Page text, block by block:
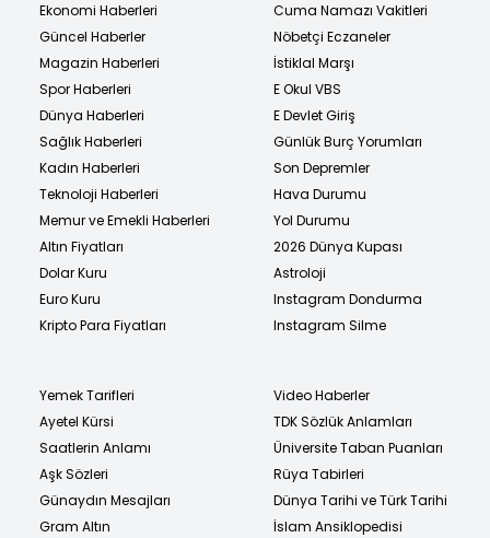
Ekonomi Haberleri
Güncel Haberler
Magazin Haberleri
Spor Haberleri
Dünya Haberleri
Sağlık Haberleri
Kadın Haberleri
Teknoloji Haberleri
Memur ve Emekli Haberleri
Altın Fiyatları
Dolar Kuru
Euro Kuru
Kripto Para Fiyatları
Cuma Namazı Vakitleri
Nöbetçi Eczaneler
İstiklal Marşı
E Okul VBS
E Devlet Giriş
Günlük Burç Yorumları
Son Depremler
Hava Durumu
Yol Durumu
2026 Dünya Kupası
Astroloji
Instagram Dondurma
Instagram Silme
Yemek Tarifleri
Ayetel Kürsi
Saatlerin Anlamı
Aşk Sözleri
Günaydın Mesajları
Gram Altın
Video Haberler
TDK Sözlük Anlamları
Üniversite Taban Puanları
Rüya Tabirleri
Dünya Tarihi ve Türk Tarihi
İslam Ansiklopedisi